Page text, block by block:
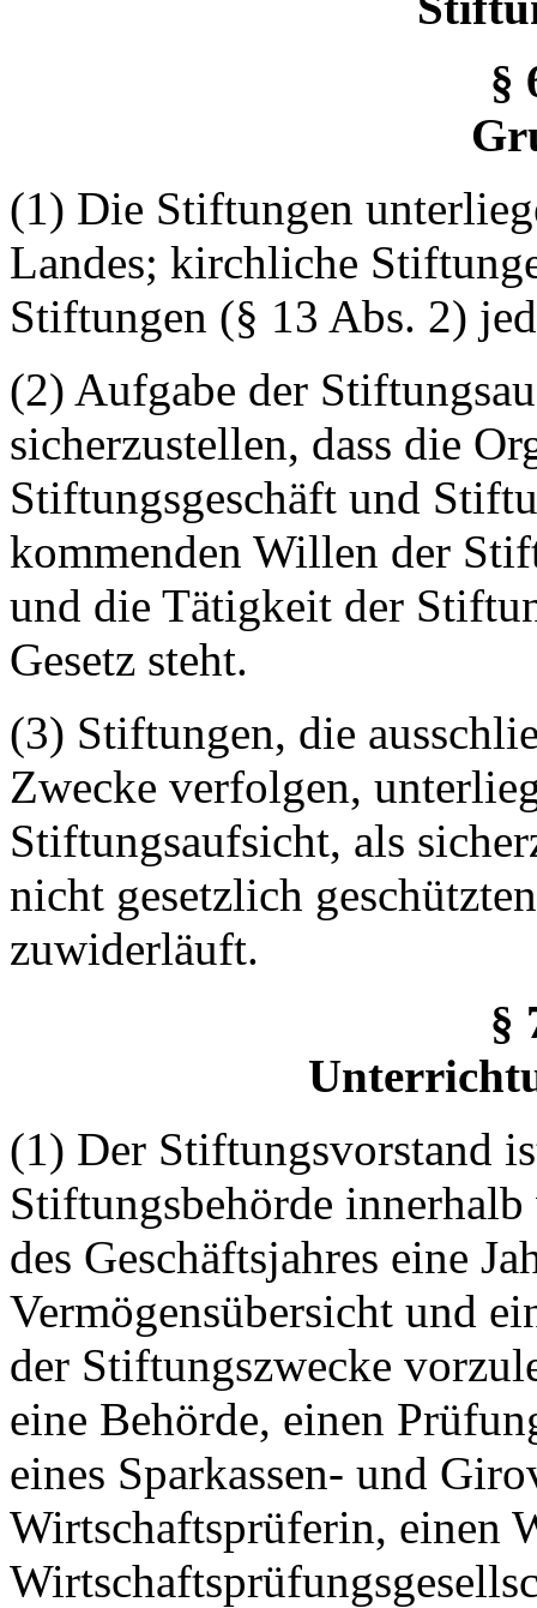
§
(1) Die Stiftungen
Landes; kirchliche
Stiftungen (§ 13 Abs. 2)
(2) Aufgabe der
sicherzustellen, dass die
Stiftungsgeschäft und
kommenden Willen der
und die Tätigkeit der
Gesetz steht.
(3) Stiftungen, die
Zwecke verfolgen,
Stiftungsaufsicht, als
nicht gesetzlich
zuwiderläuft.
§
(1) Der Stiftungsvorstand
Stiftungsbehörde
des Geschäftsjahres eine
Vermögensübersicht und
der Stiftungszwecke
eine Behörde, einen
eines Sparkassen- und
Wirtschaftsprüferin, einen